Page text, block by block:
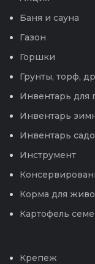
Баня и сауна
Газон
Горшки
Грунты, торф,
Инвентарь для
Инвентарь
Инвентарь
Инструмент
Корма для
Картофель
Крепеж